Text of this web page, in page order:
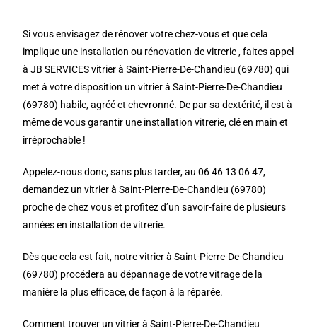
Si vous envisagez de rénover votre chez-vous et que cela
implique une installation ou rénovation de vitrerie , faites appel
à JB SERVICES vitrier à Saint-Pierre-De-Chandieu (69780) qui
met à votre disposition un vitrier à Saint-Pierre-De-Chandieu
(69780) habile, agréé et chevronné. De par sa dextérité, il est à
même de vous garantir une installation vitrerie, clé en main et
irréprochable !
Appelez-nous donc, sans plus tarder, au 06 46 13 06 47,
demandez un vitrier à Saint-Pierre-De-Chandieu (69780)
proche de chez vous et profitez d’un savoir-faire de plusieurs
années en installation de vitrerie.
Dès que cela est fait, notre vitrier à Saint-Pierre-De-Chandieu
(69780) procédera au dépannage de votre vitrage de la
manière la plus efficace, de façon à la réparée.
Comment trouver un vitrier à Saint-Pierre-De-Chandieu